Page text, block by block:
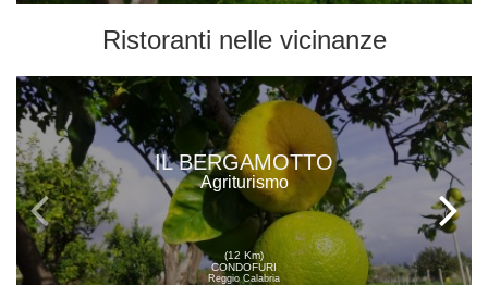
Ristoranti nelle vicinanze
IL BERGAMOTTO
Agriturismo
(12 Km)
CONDOFURI
Reggio Calabria